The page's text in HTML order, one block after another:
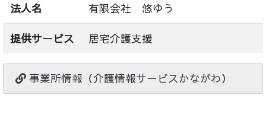
法人名 有限会社 悠ゆう
提供サービス 居宅介護支援
事業所情報（介護情報サービスかながわ）